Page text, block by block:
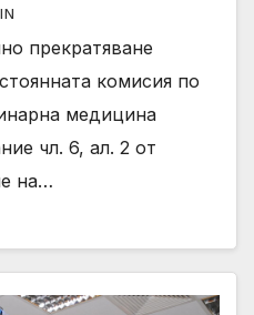
прекратяване
комисия по
медицина
чл. 6, ал. 2 от
на…